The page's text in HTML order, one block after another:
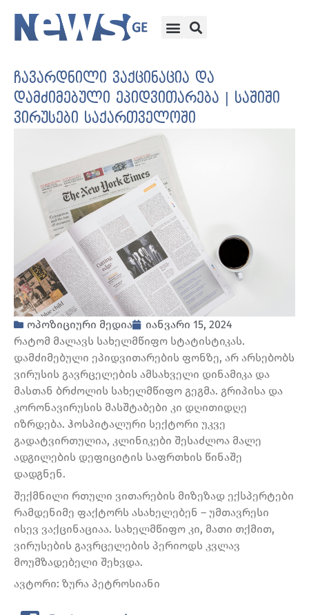
ჩავარდნილი ვაქცინაცია და
დამძიმებული ეპიდვითარება | საშიში
ვირუსები საქართველოში
ოპოზიციური მედია
იანვარი 15, 2024
რატომ მალავს სახელმწიფო სტატისტიკას.
დამძიმებული ეპიდვითარების ფონზე, არ არსებობს
ვირუსის გავრცელების ამსახველი დინამიკა და
მასთან ბრძოლის სახელმწიფო გეგმა. გრიპისა და
კორონავირუსის მასშტაბები კი დღითიდღე
იზრდება. ჰოსპიტალური სექტორი უკვე
გადატვირთულია, კლინიკები შესაძლოა მალე
ადგილების დეფიციტის საფრთხის წინაშე
დადგნენ.
შექმნილი რთული ვითარების მიზეზად ექსპერტები
რამდენიმე ფაქტორს ასახელებენ – უმთავრესი
ისევ ვაქცინაციაა. სახელმწიფო კი, მათი თქმით,
ვირუსების გავრცელების პერიოდს კვლავ
მოუმზადებელი შეხვდა.
ავტორი: ზურა პეტროსიანი